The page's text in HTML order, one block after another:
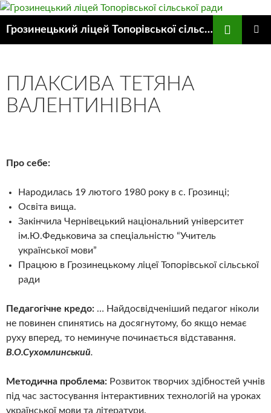
Грозинецький ліцей Топорівської сільської ради
ПЛАКСИВА ТЕТЯНА
ВАЛЕНТИНІВНА
Про себе:
Народилась 19 лютого 1980 року в с. Грозинці;
Освіта вища.
Закінчила Чернівецький національний університет
ім.Ю.Федьковича за спеціальністю “Учитель
української мови”
Працюю в Грозинецькому ліцеї Топорівської сільської
ради
Педагогічне кредо: … Найдосвідченіший педагог ніколи
не повинен спинятись на досягнутому, бо якщо немає
руху вперед, то неминуче починається відставання.
В.О.Сухомлинський.
Методична проблема: Розвиток творчих здібностей учнів
під час застосування інтерактивних технологій на уроках
української мови та літератури.